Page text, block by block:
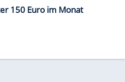
150 Euro im Monat